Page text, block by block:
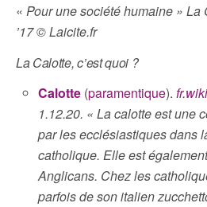
« Pour une société humaine » La
’17 © Laicite.fr
La Calotte, c’est quoi ?
Calotte (paramentique).
1.12.20. « La calotte est une
par les ecclésiastiques dans
catholique. Elle est
Anglicans. Chez les
parfois de son italien